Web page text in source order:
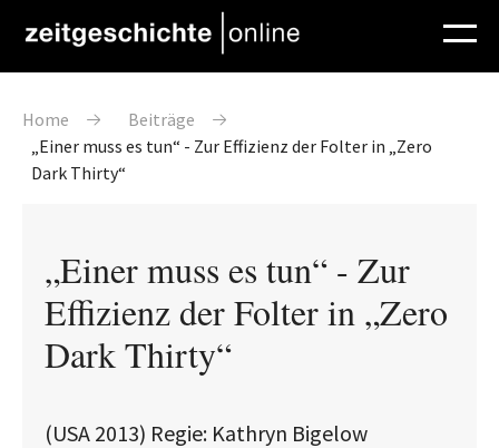
Pfadnavigation
Home
Beiträge
„Einer muss es tun“ - Zur Effizienz der Folter in „Zero
Dark Thirty“
„Einer muss es tun“ - Zur
Effizienz der Folter in „Zero
Dark Thirty“
(USA 2013) Regie: Kathryn Bigelow